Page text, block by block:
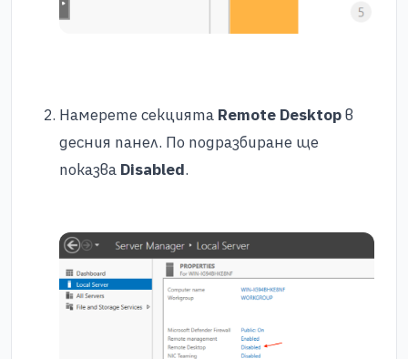
Намерете секцията Remote Desktopв
десния панел. По подразбиране ще
показва Disabled.